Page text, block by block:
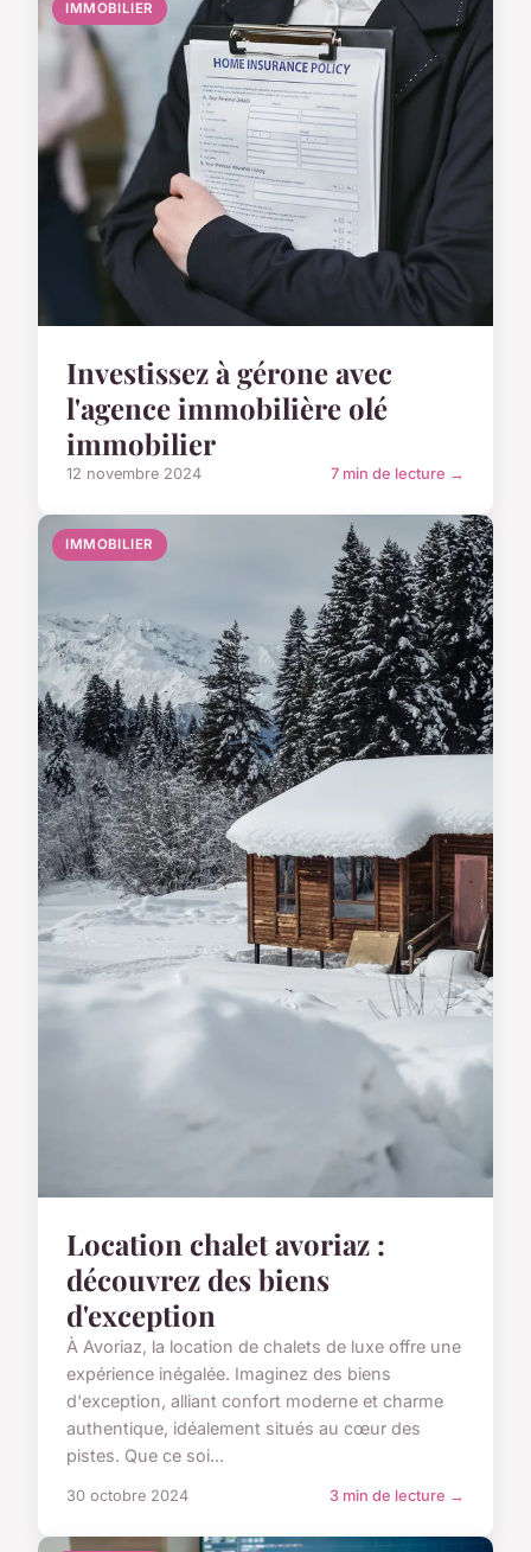
IMMOBILIER
Investissez à gérone avec
l'agence immobilière olé
immobilier
12 novembre 2024 7 min de lecture →
IMMOBILIER
Location chalet avoriaz :
découvrez des biens
d'exception
À Avoriaz, la location de chalets de luxe offre une
expérience inégalée. Imaginez des biens
d'exception, alliant confort moderne et charme
authentique, idéalement situés au cœur des
pistes. Que ce soi...
30 octobre 2024 3 min de lecture →